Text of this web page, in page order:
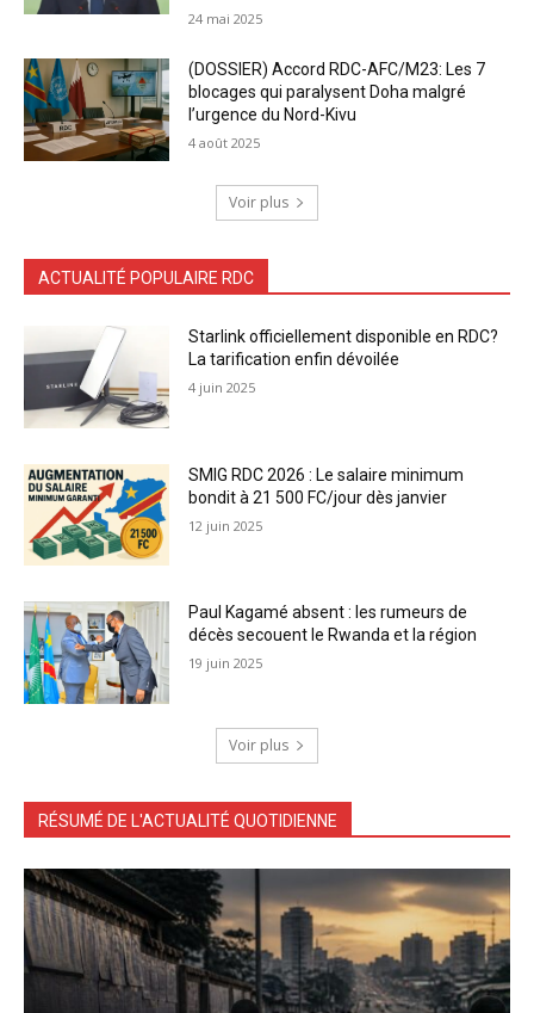
24 mai 2025
(DOSSIER) Accord RDC-AFC/M23: Les 7
blocages qui paralysent Doha malgré
l’urgence du Nord-Kivu
4 août 2025
Voir plus
ACTUALITÉ POPULAIRE RDC
Starlink officiellement disponible en RDC?
La tarification enfin dévoilée
4 juin 2025
SMIG RDC 2026 : Le salaire minimum
bondit à 21 500 FC/jour dès janvier
12 juin 2025
Paul Kagamé absent : les rumeurs de
décès secouent le Rwanda et la région
19 juin 2025
Voir plus
RÉSUMÉ DE L'ACTUALITÉ QUOTIDIENNE